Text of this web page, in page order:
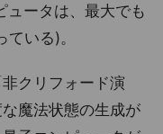
ュータは、最大でも
いる)。
クリフォード演
魔法状態の生成が